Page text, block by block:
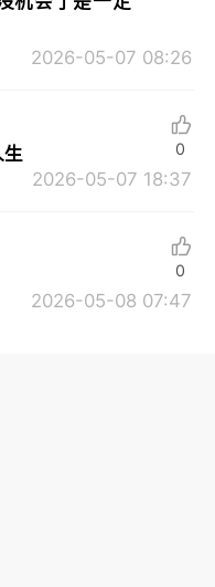
2026-05-07 08:26
2026-05-07 18:37
0
2026-05-08 07:47
0